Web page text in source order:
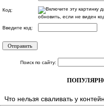
Код:
обновить, если не виден
Введите код:
Поиск по сайту:
Что нельзя сваливать у